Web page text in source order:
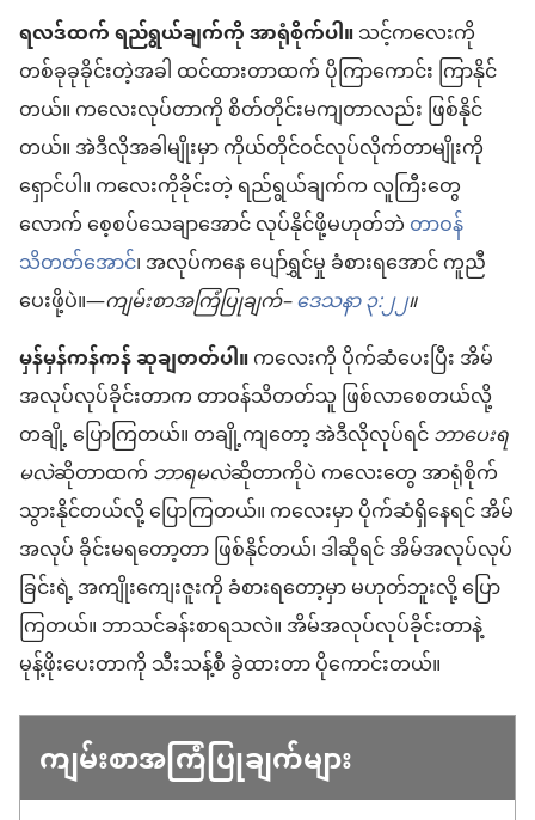
ရလဒ်ထက် ရည်ရွယ်ချက်ကို အာရုံစိုက်ပါ။သင့်ကလေးကို
တစ်ခုခုခိုင်းတဲ့အခါ ထင်ထားတာထက် ပိုကြာကောင်း ကြာနိုင်
တယ်။ ကလေးလုပ်တာကို စိတ်တိုင်းမကျတာလည်း ဖြစ်နိုင်
တယ်။ အဲဒီလိုအခါမျိုးမှာ ကိုယ်တိုင်ဝင်လုပ်လိုက်တာမျိုးကို
ရှောင်ပါ။ ကလေးကိုခိုင်းတဲ့ ရည်ရွယ်ချက်က လူကြီးတွေ
လောက် စေ့စပ်သေချာအောင် လုပ်နိုင်ဖို့မဟုတ်ဘဲတာဝန်
သိတတ်အောင်၊ အလုပ်ကနေ ပျော်ရွှင်မှု ခံစားရအောင် ကူညီ
ပေးဖို့ပဲ။—ကျမ်းစာအကြံပြုချက်–ဒေသနာ ၃:၂၂။
မှန်မှန်ကန်ကန် ဆုချတတ်ပါ။ကလေးကို ပိုက်ဆံပေးပြီး အိမ်
အလုပ်လုပ်ခိုင်းတာက တာဝန်သိတတ်သူ ဖြစ်လာစေတယ်လို့
တချို့ ပြောကြတယ်။ တချို့ကျတော့ အဲဒီလိုလုပ်ရင်ဘာပေးရ
မလဲဆိုတာထက်ဘာရမလဲဆိုတာကိုပဲ ကလေးတွေ အာရုံစိုက်
သွားနိုင်တယ်လို့ ပြောကြတယ်။ ကလေးမှာ ပိုက်ဆံရှိနေရင် အိမ်
အလုပ် ခိုင်းမရတော့တာ ဖြစ်နိုင်တယ်၊ ဒါဆိုရင် အိမ်အလုပ်လုပ်
ခြင်းရဲ့ အကျိုးကျေးဇူးကို ခံစားရတော့မှာ မဟုတ်ဘူးလို့ ပြော
ကြတယ်။ ဘာသင်ခန်းစာရသလဲ။ အိမ်အလုပ်လုပ်ခိုင်းတာနဲ့
မုန့်ဖိုးပေးတာကို သီးသန့်စီ ခွဲထားတာ ပိုကောင်းတယ်။
ကျမ်းစာအကြံပြုချက်များ